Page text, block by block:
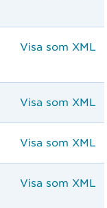
Visa som XML
Visa som XML
Visa som XML
Visa som XML